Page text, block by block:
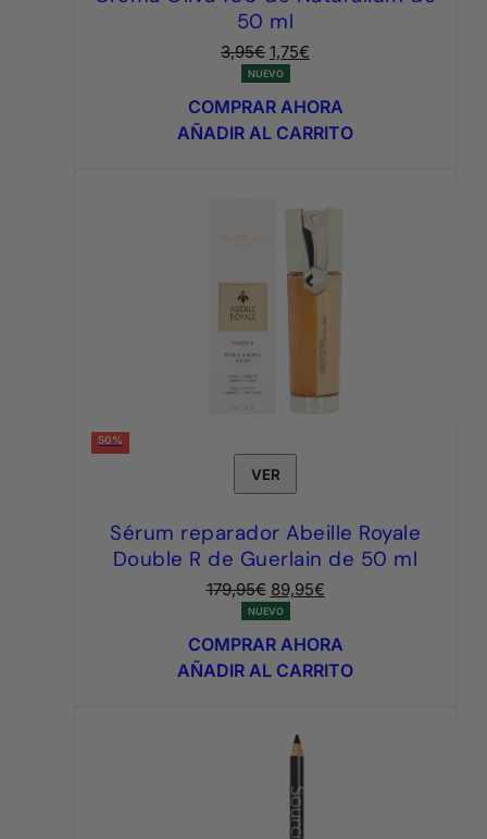
50 ml
3,95€ El
precio
original
era:
1,75€
actual
es:
NUEVO
COMPRAR AHORA
AÑADIR AL CARRITO
50%
VER
Sérum reparador Abeille Royale
Double R de Guerlain de 50 ml
179,95€ El
precio
original
era:
179,95€.
89,95€El
actual
es:
89,95€.
NUEVO
COMPRAR AHORA
AÑADIR AL CARRITO